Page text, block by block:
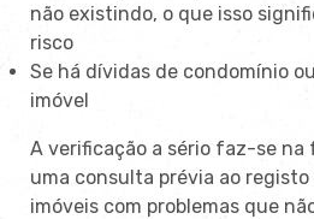
não existindo, o que isso
risco
Se há dívidas de condomínio
imóvel
A verificação a sério faz-se na
uma consulta prévia ao
imóveis com problemas que